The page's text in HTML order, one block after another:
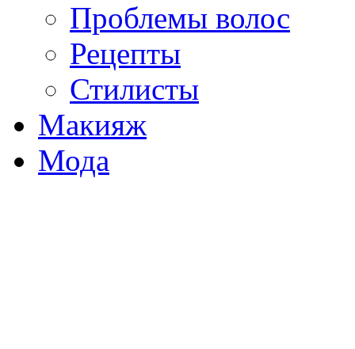
Проблемы волос
Рецепты
Стилисты
Макияж
Мода